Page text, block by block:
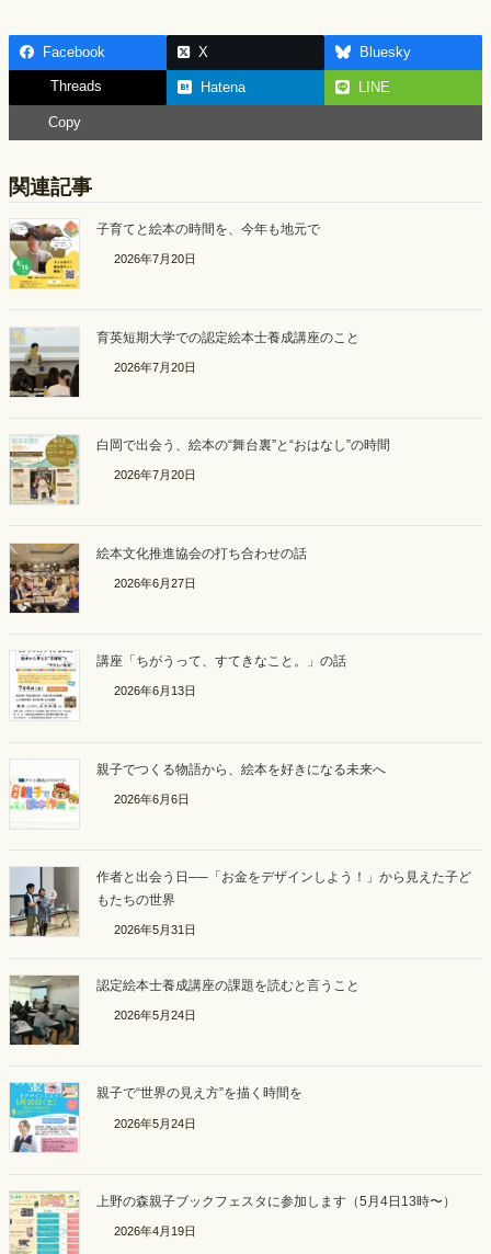
c
e
b
o
o
k
e
ar
e
Facebook X Bluesky
Threads Hatena LINE
Copy
関連記事
子育てと絵本の時間を、今年も地元で
2026年7月20日
育英短期大学での認定絵本士養成講座のこと
2026年7月20日
白岡で出会う、絵本の“舞台裏”と“おはなし”の時間
2026年7月20日
絵本文化推進協会の打ち合わせの話
2026年6月27日
講座「ちがうって、すてきなこと。」の話
2026年6月13日
親子でつくる物語から、絵本を好きになる未来へ
2026年6月6日
作者と出会う日──「お金をデザインしよう！」から見えた子ど
もたちの世界
2026年5月31日
認定絵本士養成講座の課題を読むと言うこと
2026年5月24日
親子で“世界の見え方”を描く時間を
2026年5月24日
上野の森親子ブックフェスタに参加します（5月4日13時〜）
2026年4月19日